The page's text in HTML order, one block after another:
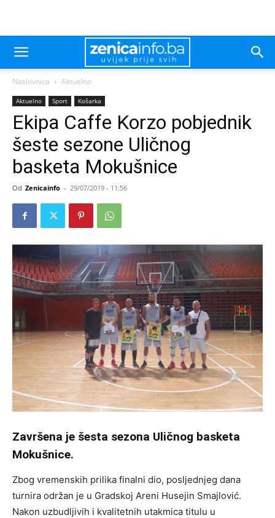
Naslovnica Aktuelno
Aktuelno Sport Košarka
Ekipa Caffe Korzo pobjednik
šeste sezone Uličnog
basketa Mokušnice
Od Zenicainfo - 29/07/2019 - 11:56
Završena je šesta sezona Uličnog basketa
Mokušnice.
Zbog vremenskih prilika finalni dio, posljednjeg dana
turnira održan je u Gradskoj Areni Husejin Smajlović.
Nakon uzbudljivih i kvalitetnih utakmica titulu u